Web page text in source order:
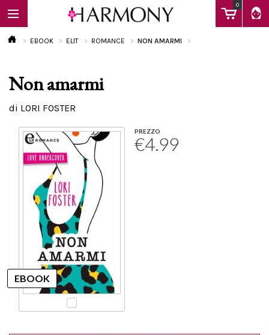
0
EBOOK
Calendario
EBOOK ELIT ROMANCE NON AMARMI
Non amarmi
di LORI FOSTER
PREZZO
€4.99